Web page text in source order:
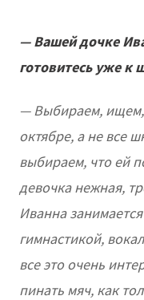
— Вашей дочке
готовитесь уже к
— Выбираем, ищем,
октябре, а не все
выбираем, что ей
девочка нежная,
Иванна
гимнастикой,
все это очень
пинать мяч, как